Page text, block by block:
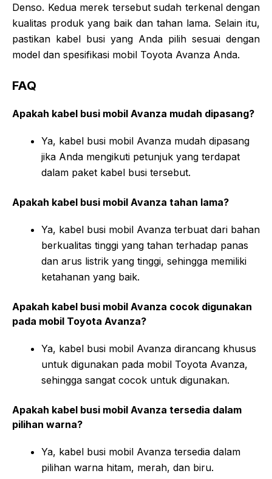
Denso. Kedua merek tersebut sudah terkenal dengan
kualitas produk yang baik dan tahan lama. Selain itu,
pastikan kabel busi yang Anda pilih sesuai dengan
model dan spesifikasi mobil Toyota Avanza Anda.
FAQ
Apakah kabel busi mobil Avanza mudah dipasang?
Ya, kabel busi mobil Avanza mudah dipasang
jika Anda mengikuti petunjuk yang terdapat
dalam paket kabel busi tersebut.
Apakah kabel busi mobil Avanza tahan lama?
Ya, kabel busi mobil Avanza terbuat dari bahan
berkualitas tinggi yang tahan terhadap panas
dan arus listrik yang tinggi, sehingga memiliki
ketahanan yang baik.
Apakah kabel busi mobil Avanza cocok digunakan
pada mobil Toyota Avanza?
Ya, kabel busi mobil Avanza dirancang khusus
untuk digunakan pada mobil Toyota Avanza,
sehingga sangat cocok untuk digunakan.
Apakah kabel busi mobil Avanza tersedia dalam
pilihan warna?
Ya, kabel busi mobil Avanza tersedia dalam
pilihan warna hitam, merah, dan biru.